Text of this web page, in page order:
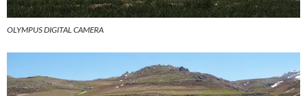
OLYMPUS DIGITAL CAMERA